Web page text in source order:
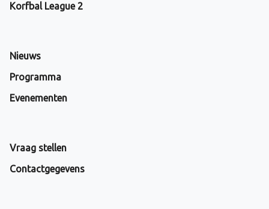
Korfbal League 2
Nieuws
Programma
Evenementen
Vraag stellen
Contactgegevens